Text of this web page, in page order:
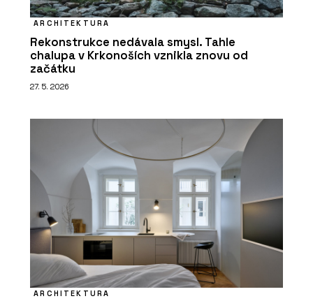
ARCHITEKTURA
Rekonstrukce nedávala smysl. Tahle
chalupa v Krkonoších vznikla znovu od
začátku
27. 5. 2026
ARCHITEKTURA